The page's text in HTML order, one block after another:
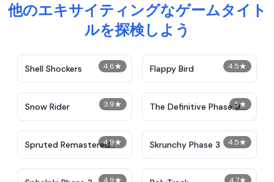
他のエキサイティングなゲームタイト
ルを探検しよう
4.6★
Shell Shockers 4.5★
Flappy Bird
3.9★
Snow Rider 5★
The Definitive Phase 9:
Demolition
4.9★
Spruted Remastered
Alternative Phase 2
4.5★
Skrunchy Phase 3